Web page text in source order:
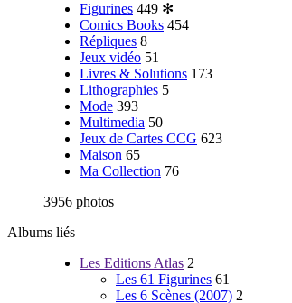
Figurines 449 ✻
Comics Books 454
Répliques 8
Jeux vidéo 51
Livres & Solutions 173
Lithographies 5
Mode 393
Multimedia 50
Jeux de Cartes CCG 623
Maison 65
Ma Collection 76
3956 photos
Albums liés
Les Editions Atlas 2
Les 61 Figurines 61
Les 6 Scènes (2007) 2